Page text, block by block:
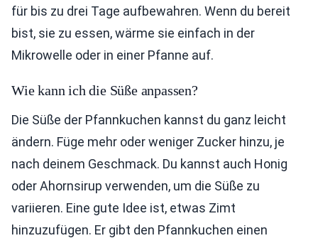
für bis zu drei Tage aufbewahren. Wenn du bereit
bist, sie zu essen, wärme sie einfach in der
Mikrowelle oder in einer Pfanne auf.
Wie kann ich die Süße anpassen?
Die Süße der Pfannkuchen kannst du ganz leicht
ändern. Füge mehr oder weniger Zucker hinzu, je
nach deinem Geschmack. Du kannst auch Honig
oder Ahornsirup verwenden, um die Süße zu
variieren. Eine gute Idee ist, etwas Zimt
hinzuzufügen. Er gibt den Pfannkuchen einen